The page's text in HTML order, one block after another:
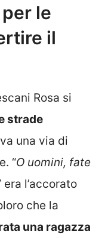
le
il
Rosa si
strade
una via di
“O uomini, fate
era l’accorato
che la
una ragazza